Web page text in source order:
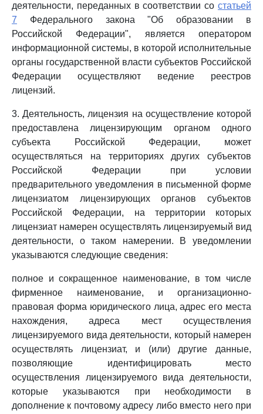
деятельности, переданных в соответствии со статьей
7 Федерального закона "Об образовании в
Российской Федерации", является оператором
информационной системы, в которой исполнительные
органы государственной власти субъектов Российской
Федерации осуществляют ведение реестров
лицензий.
3. Деятельность, лицензия на осуществление которой
предоставлена лицензирующим органом одного
субъекта Российской Федерации, может
осуществляться на территориях других субъектов
Российской Федерации при условии
предварительного уведомления в письменной форме
лицензиатом лицензирующих органов субъектов
Российской Федерации, на территории которых
лицензиат намерен осуществлять лицензируемый вид
деятельности, о таком намерении. В уведомлении
указываются следующие сведения:
полное и сокращенное наименование, в том числе
фирменное наименование, и организационно-
правовая форма юридического лица, адрес его места
нахождения, адреса мест осуществления
лицензируемого вида деятельности, который намерен
осуществлять лицензиат, и (или) другие данные,
позволяющие идентифицировать место
осуществления лицензируемого вида деятельности,
которые указываются при необходимости в
дополнение к почтовому адресу либо вместо него при